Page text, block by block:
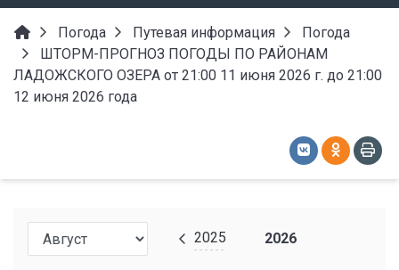
Погода Путевая информация
Погода
ШТОРМ-ПРОГНОЗ ПОГОДЫ ПО РАЙОНАМ
ЛАДОЖСКОГО ОЗЕРА от 21:00 11 июня 2026 г. до 21:00
12 июня 2026 года
2025 2026